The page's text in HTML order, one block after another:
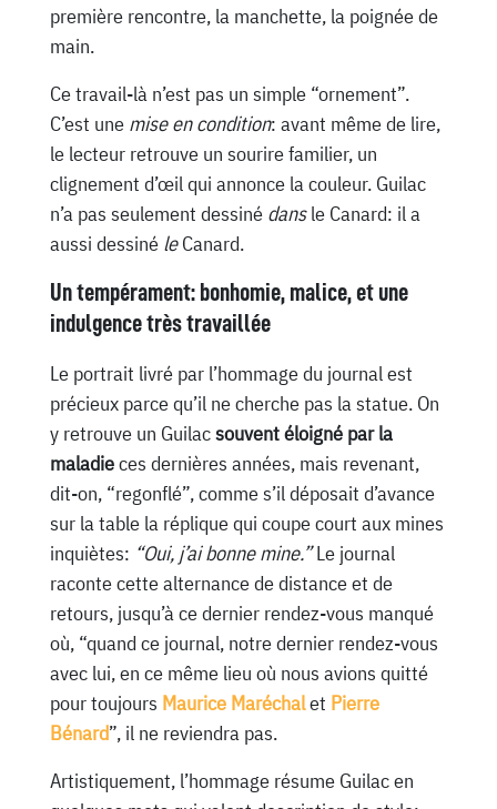
première rencontre, la manchette, la poignée de
main.
Ce travail-là n’est pas un simple “ornement”.
C’est une mise en condition: avant même de lire,
le lecteur retrouve un sourire familier, un
clignement d’œil qui annonce la couleur. Guilac
n’a pas seulement dessiné dansle Canard: il a
aussi dessiné leCanard.
Un tempérament: bonhomie, malice, et une
indulgence très travaillée
Le portrait livré par l’hommage du journal est
précieux parce qu’il ne cherche pas la statue. On
y retrouve un Guilacsouvent éloigné par la
maladieces dernières années, mais revenant,
dit-on, “regonflé”, comme s’il déposait d’avance
sur la table la réplique qui coupe court aux mines
inquiètes: “Oui, j’ai bonne mine.”Le journal
raconte cette alternance de distance et de
retours, jusqu’à ce dernier rendez-vous manqué
où, “quand ce journal, notre dernier rendez-vous
avec lui, en ce même lieu où nous avions quitté
pour toujours Maurice Maréchalet Pierre
Bénard”, il ne reviendra pas.
Artistiquement, l’hommage résume Guilac en